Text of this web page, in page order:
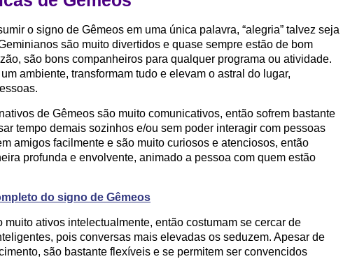
o signo de Gêmeos em uma única palavra, “alegria” talvez seja
são muito divertidos e quase sempre estão de bom
são bons companheiros para qualquer programa ou atividade.
ambiente, transformam tudo e elevam o astral do lugar,
de Gêmeos são muito comunicativos, então sofrem bastante
tempo demais sozinhos e/ou sem poder interagir com pessoas
amigos facilmente e são muito curiosos e atenciosos, então
profunda e envolvente, animado a pessoa com quem estão
do signo de Gêmeos
muito ativos intelectualmente, então costumam se cercar de
pois conversas mais elevadas os seduzem. Apesar de
são bastante flexíveis e se permitem ser convencidos